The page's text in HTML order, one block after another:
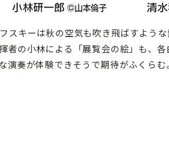
スキーは秋の空気も吹き飛ばすよう
者の小林による「展覧会の絵」も、
奏が体験できそうで期待がふくらむ。